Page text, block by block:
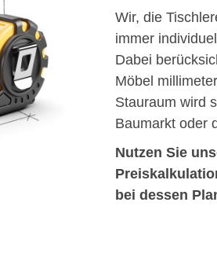
Wir, die
immer
Dabei
Möbel
Stauraum wird
Baumarkt oder
Nutzen Sie
bei dessen